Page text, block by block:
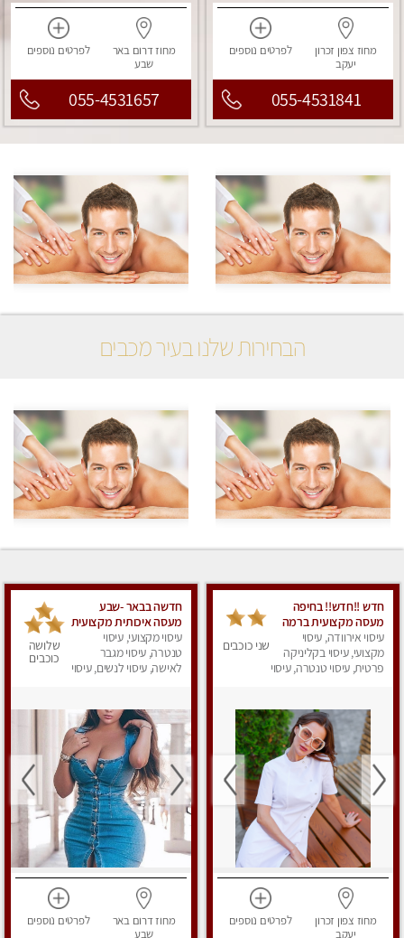
מחוז צפון זכרון
יעקב
לפרטים נוספים
055-4531841
מחוז דרוםבאר
שבע
לפרטים נוספים
055-4531657
הבחירות שלנו בעיר מכבים
חדש !!חדש!! בחיפה
מעסה מקצועית ברמה
גבוה
עיסוי אירוודה, עיסוי
מקצועי, עיסוי בקליניקה
פרטית, עיסוי טנטרה, עיסוי
שני כוכבים
מחוז צפון זכרון
יעקב
לפרטים נוספים
חדשה בבאר -שבע
מעסה איכותית מקצועית
ומפנקת
עיסוי מקצועי, עיסוי
טנטרה, עיסוי מגבר
לאישה, עיסוי לנשים, עיסוי
שלושה
כוכבים
מחוז דרום באר
שבע
לפרטים נוספים